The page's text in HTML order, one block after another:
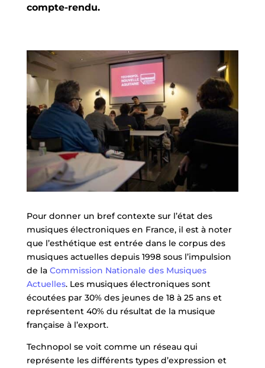
compte-rendu.
Pour donner un bref contexte sur l’état des
musiques électroniques en France, il est à noter
que l’esthétique est entrée dans le corpus des
musiques actuelles depuis 1998 sous l’impulsion
de la Commission Nationale des Musiques
Actuelles. Les musiques électroniques sont
écoutées par 30% des jeunes de 18 à 25 ans et
représentent 40% du résultat de la musique
française à l’export.
Technopol se voit comme un réseau qui
représente les différents types d’expression et